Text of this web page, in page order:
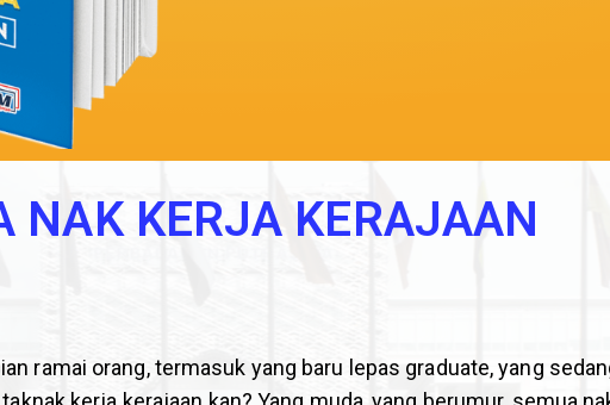
NAK KERJA KERAJAAN
ramai orang, termasuk yang baru lepas graduate, yang